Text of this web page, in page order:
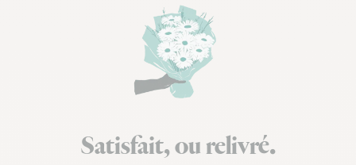
Satisfait, ou relivré.